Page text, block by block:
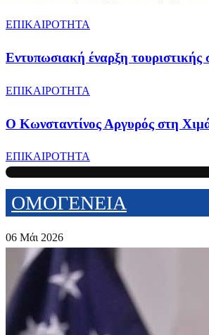
ΕΠΙΚΑΙΡΟΤΗΤΑ
Εντυπωσιακή έναρξη
ΕΠΙΚΑΙΡΟΤΗΤΑ
Ο Κωνσταντίνος Αργυρός στη
ΕΠΙΚΑΙΡΟΤΗΤΑ
ΟΜΟΓΕΝΕΙΑ
06 Μάι 2026